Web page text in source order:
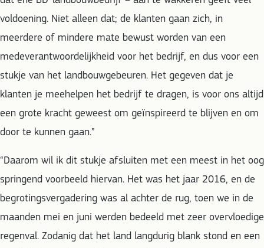
voldoening. Niet alleen dat; de klanten gaan zich, in
meerdere of mindere mate bewust worden van een
medeverantwoordelijkheid voor het bedrijf, en dus voor een
stukje van het landbouwgebeuren. Het gegeven dat je
klanten je meehelpen het bedrijf te dragen, is voor ons altijd
een grote kracht geweest om geïnspireerd te blijven en om
door te kunnen gaan.”
“Daarom wil ik dit stukje afsluiten met een meest in het oog
springend voorbeeld hiervan. Het was het jaar 2016, en de
begrotingsvergadering was al achter de rug, toen we in de
maanden mei en juni werden bedeeld met zeer overvloedige
regenval. Zodanig dat het land langdurig blank stond en een